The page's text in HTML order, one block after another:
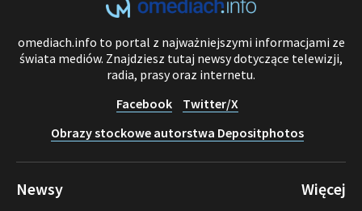
omediach.info to portal z najważniejszymi informacjami ze
świata mediów. Znajdziesz tutaj newsy dotyczące telewizji,
radia, prasy oraz internetu.
Facebook
Twitter/X
Obrazy stockowe autorstwa Depositphotos
Newsy Więcej